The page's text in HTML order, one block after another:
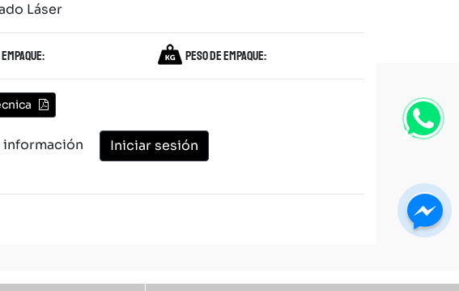
Láser
Peso de empaque:
información Iniciar sesión